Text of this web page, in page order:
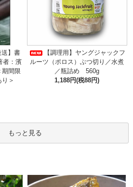
送】書
者：濱
期間限
＞
【調理用】ヤングジャックフ
ルーツ（ポロス）ぶつ切り／水煮
／瓶詰め 560g
1,188円(税88円)
もっと見る